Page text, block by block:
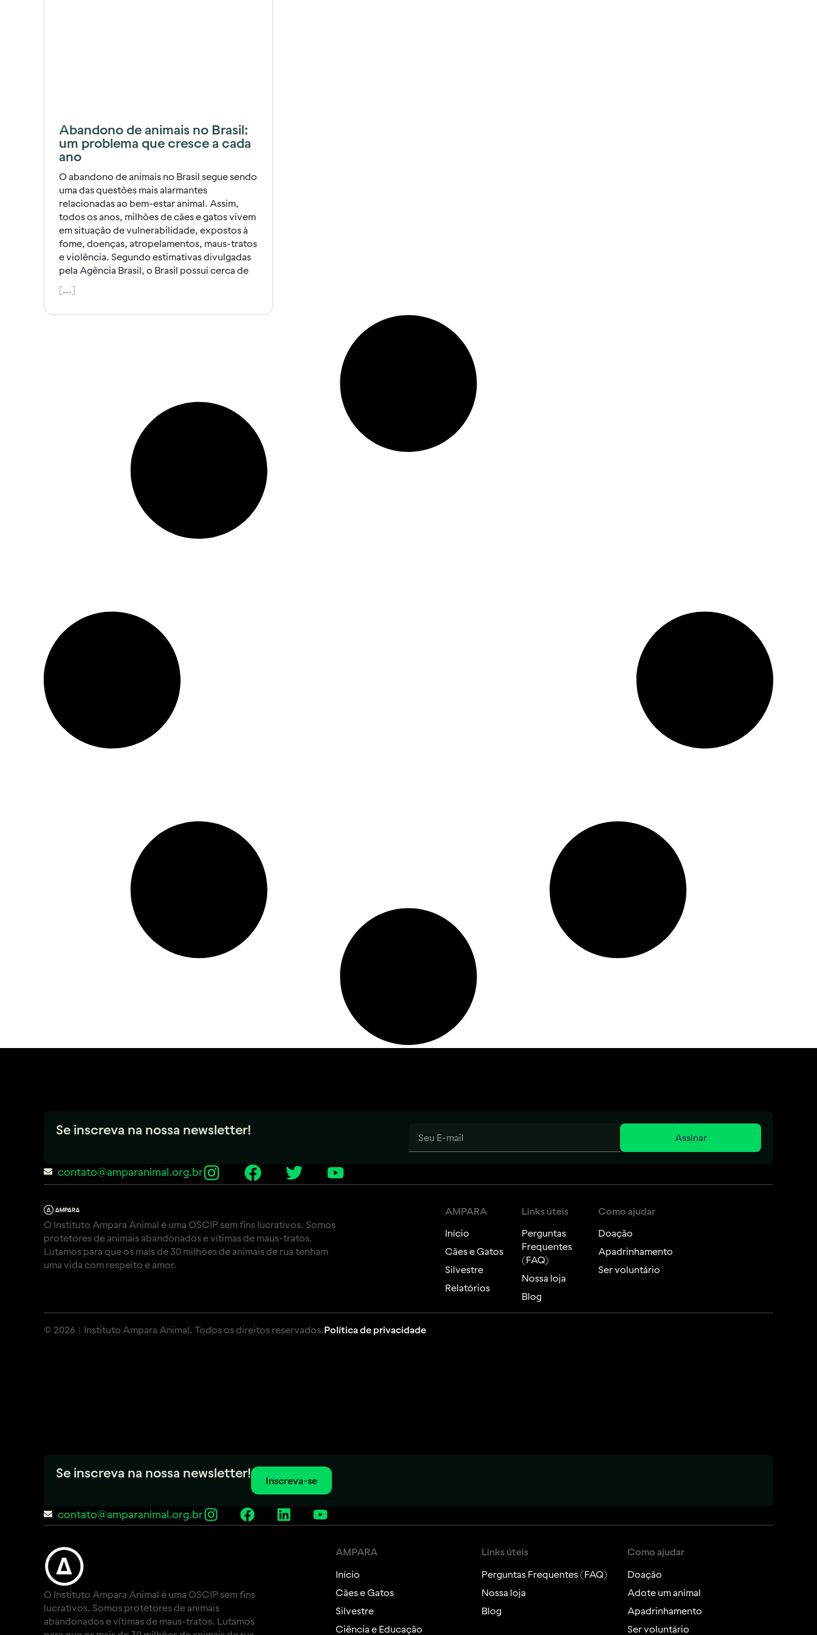
Abandono de animais no Brasil:
um problema que cresce a cada
ano
O abandono de animais no Brasil segue sendo
uma das questões mais alarmantes
relacionadas ao bem-estar animal. Assim,
todos os anos, milhões de cães e gatos vivem
em situação de vulnerabilidade, expostos à
fome, doenças, atropelamentos, maus-tratos
e violência. Segundo estimativas divulgadas
pela Agência Brasil, o Brasil possui cerca de
[...]
Se inscreva na nossa newsletter!
Assinar
contato@amparanimal.org.br
O Instituto Ampara Animal é uma OSCIP sem fins lucrativos. Somos
protetores de animais abandonados e vítimas de maus-tratos.
Lutamos para que os mais de 30 milhões de animais de rua tenham
uma vida com respeito e amor.
AMPARA
Início
Cães e Gatos
Silvestre
Relatórios
Links úteis
Perguntas
Frequentes
(FAQ)
Nossa loja
Blog
Como ajudar
Doação
Apadrinhamento
Ser voluntário
© 2026 | Instituto Ampara Animal. Todos os direitos reservados.Política de privacidade
Se inscreva na nossa newsletter! Inscreva-se
contato@amparanimal.org.br
O Instituto Ampara Animal é uma OSCIP sem fins
lucrativos. Somos protetores de animais
abandonados e vítimas de maus-tratos. Lutamos
AMPARA
Início
Cães e Gatos
Silvestre
Ciência e Educação
Links úteis
Perguntas Frequentes (FAQ)
Nossa loja
Blog
Como ajudar
Doação
Adote um animal
Apadrinhamento
Ser voluntário